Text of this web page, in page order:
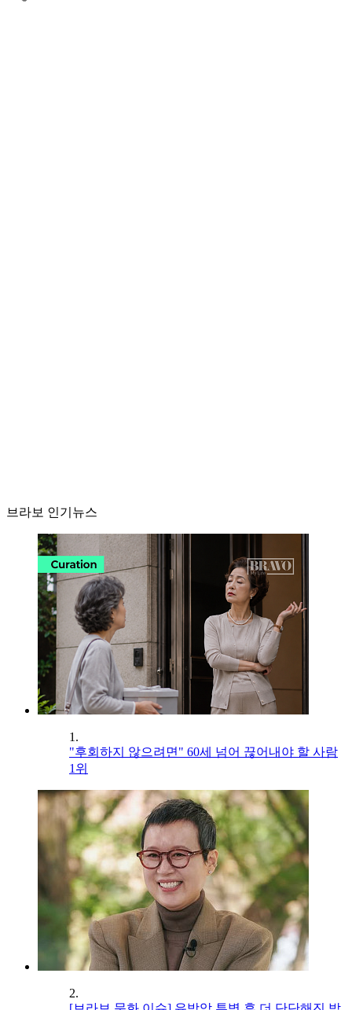
브라보 인기뉴스
1.
"후회하지 않으려면" 60세 넘어 끊어내야 할 사람
1위
2.